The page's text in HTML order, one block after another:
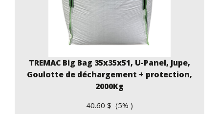
TREMAC Big Bag 35x35x51, U-Panel, Jupe,
Goulotte de déchargement + protection,
2000Kg
40.60 $ (5% )